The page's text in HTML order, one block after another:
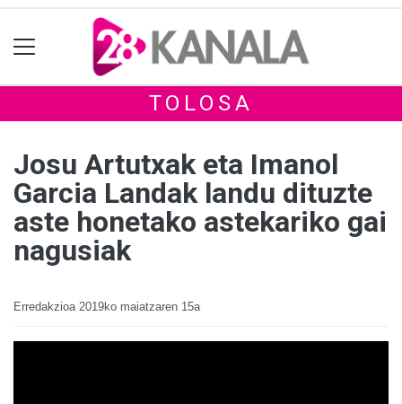
TOLOSA
Josu Artutxak eta Imanol
Garcia Landak landu dituzte
aste honetako astekariko gai
nagusiak
Erredakzioa 2019ko maiatzaren 15a